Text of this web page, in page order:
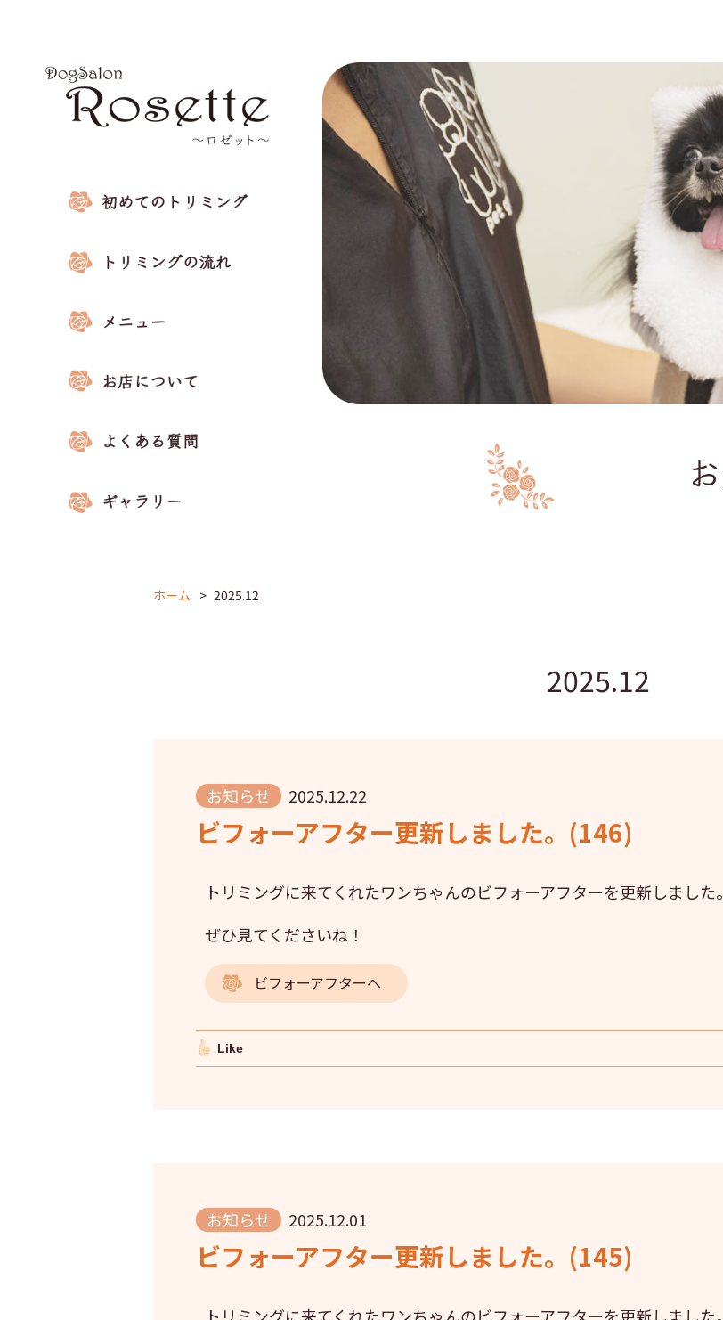
ホーム 2025.12
2025.12
お知らせ 2025.12.22
ビフォーアフター更新しました。(146)
トリミングに来てくれたワンちゃんのビフォーアフターを更新しました。
ぜひ見てくださいね！
ビフォーアフターへ
Like
お知らせ 2025.12.01
ビフォーアフター更新しました。(145)